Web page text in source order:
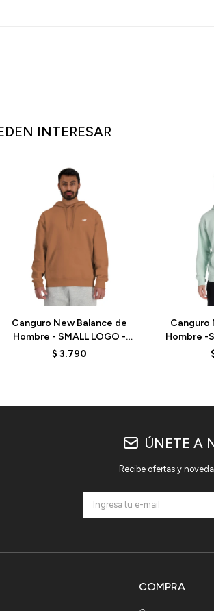
INTERESAR
Canguro New Balance de
Hombre - SMALL LOGO -
MT41508WUT - BROWN
$ 3.790
Canguro
Hombre -
COMPRA
ÚNETE A
Recibe ofertas y